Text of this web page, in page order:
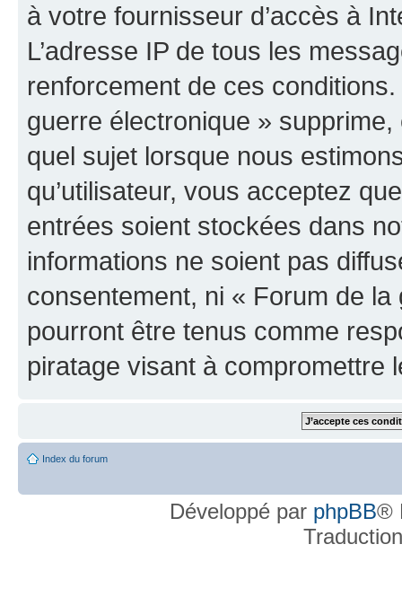
à votre fournisseur d’accès à
L’adresse IP de tous les
renforcement de ces
guerre électronique »
quel sujet lorsque nous
qu’utilisateur, vous acceptez
entrées soient stockées dans
informations ne soient pas
consentement, ni « Forum de
pourront être tenus comme
piratage visant à compromettre
Index du forum
Développé par phpBB®